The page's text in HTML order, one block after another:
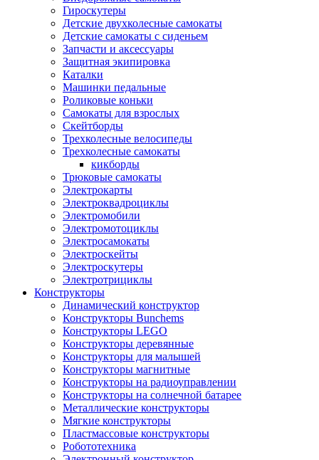
Гироскутеры
Детские двухколесные самокаты
Детские самокаты с сиденьем
Запчасти и аксессуары
Защитная экипировка
Каталки
Машинки педальные
Роликовые коньки
Самокаты для взрослых
Скейтборды
Трехколесные велосипеды
Трехколесные самокаты
кикборды
Трюковые самокаты
Электрокарты
Электроквадроциклы
Электромобили
Электромотоциклы
Электросамокаты
Электроскейты
Электроскутеры
Электротрициклы
Конструкторы
Динамический конструктор
Конструкторы Bunchems
Конструкторы LEGO
Конструкторы деревянные
Конструкторы для малышей
Конструкторы магнитные
Конструкторы на радиоуправлении
Конструкторы на солнечной батарее
Металлические конструкторы
Мягкие конструкторы
Пластмассовые конструкторы
Робототехника